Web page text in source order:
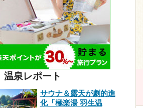
温泉レポート
サウナ＆露天が劇的進
化「極楽湯 羽生温